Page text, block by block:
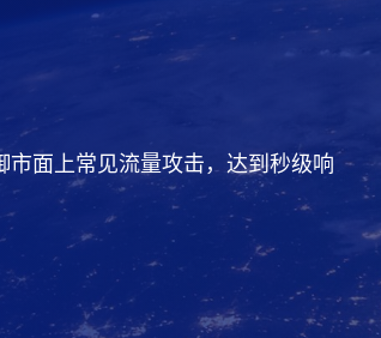
市面上常见流量攻击，达到秒级响